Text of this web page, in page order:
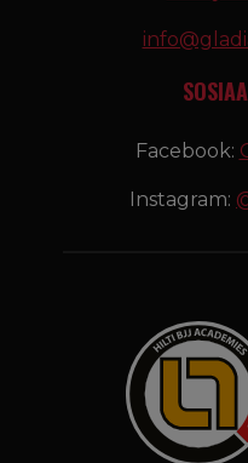
Facebook:
Instagram: